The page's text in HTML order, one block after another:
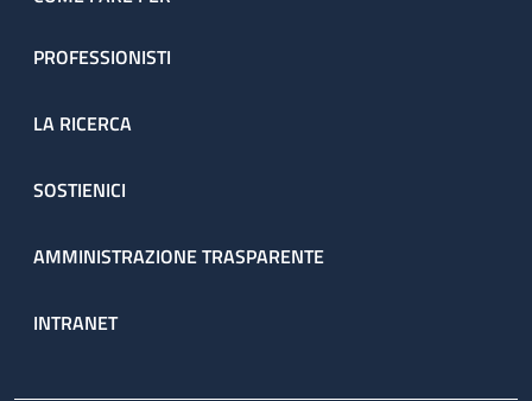
PROFESSIONISTI
LA RICERCA
SOSTIENICI
AMMINISTRAZIONE TRASPARENTE
INTRANET